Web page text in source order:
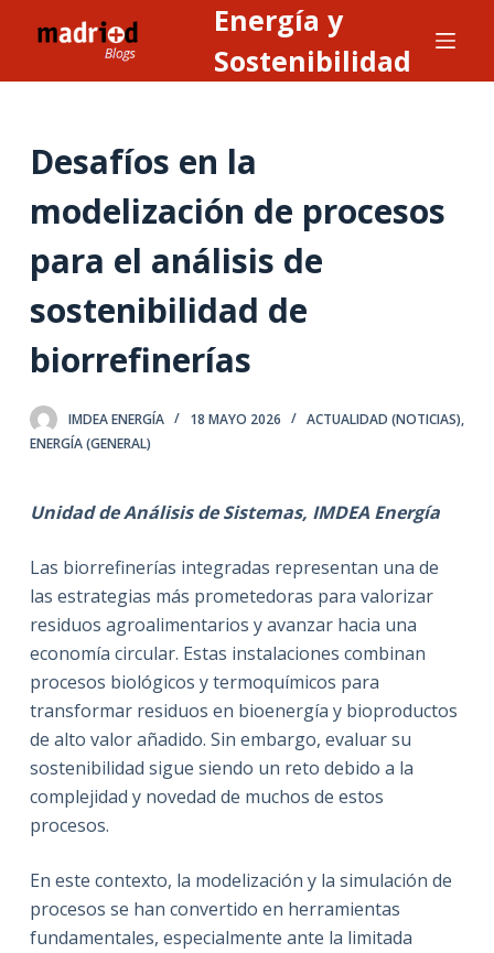
l
o
n
d
Energía y
Sostenibilidad
Desafíos en la
modelización de procesos
para el análisis de
sostenibilidad de
biorrefinerías
IMDEA ENERGÍA 18 MAYO 2026 ACTUALIDAD (NOTICIAS),
ENERGÍA (GENERAL)
Unidad de Análisis de Sistemas, IMDEA Energía
Las biorrefinerías integradas representan una de
las estrategias más prometedoras para valorizar
residuos agroalimentarios y avanzar hacia una
economía circular. Estas instalaciones combinan
procesos biológicos y termoquímicos para
transformar residuos en bioenergía y bioproductos
de alto valor añadido. Sin embargo, evaluar su
sostenibilidad sigue siendo un reto debido a la
complejidad y novedad de muchos de estos
procesos.
En este contexto, la modelización y la simulación de
procesos se han convertido en herramientas
fundamentales, especialmente ante la limitada